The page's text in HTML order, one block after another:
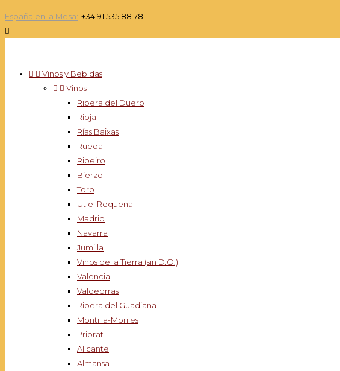
España en la Mesa: +34 91 535 88 78

  Vinos y Bebidas
  Vinos
Ribera del Duero
Rioja
Rías Baixas
Rueda
Ribeiro
Bierzo
Toro
Utiel Requena
Madrid
Navarra
Jumilla
Vinos de la Tierra (sin D.O.)
Valencia
Valdeorras
Ribera del Guadiana
Montilla-Moriles
Priorat
Alicante
Almansa